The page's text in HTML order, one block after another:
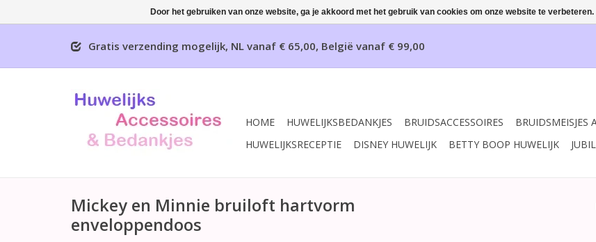
Gratis verzending mogelijk, NL vanaf € 65,00, België vanaf € 99,00
HOME HUWELIJKSBEDANKJES BRUIDSACCESSOIRES BRUIDSMEISJES
HUWELIJKSRECEPTIE
DISNEY HUWELIJK BETTY BOOP HUWELIJK
Mickey en Minnie bruiloft hartvorm
enveloppendoos
Door het gebruiken van onze website, ga je akkoord met het gebruik van cookies om onze website te verbeteren.